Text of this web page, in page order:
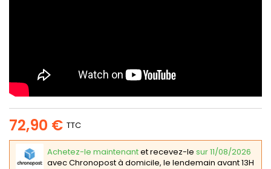
72,90 € TTC
Achetez-le maintenantet recevez-le sur 11/08/2026
avec Chronopost à domicile, le lendemain avant 13H